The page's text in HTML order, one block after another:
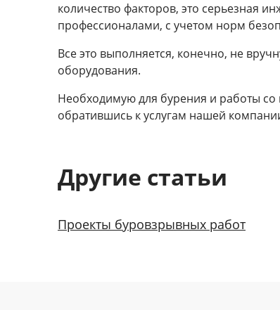
количество факторов, это серьезная
профессионалами, с учетом норм
Все это выполняется, конечно, не
оборудования.
Необходимую для бурения и работы со
обратившись к услугам нашей
Другие cтатьи
Проекты буровзрывных работ